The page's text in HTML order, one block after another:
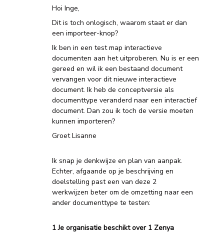
Hoi Inge,
Dit is toch onlogisch, waarom staat er dan
een importeer-knop?
Ik ben in een test map interactieve
documenten aan het uitproberen. Nu is er een
gereed en wil ik een bestaand document
vervangen voor dit nieuwe interactieve
document. Ik heb de conceptversie als
documenttype veranderd naar een interactief
document. Dan zou ik toch de versie moeten
kunnen importeren?
Groet Lisanne
Ik snap je denkwijze en plan van aanpak.
Echter, afgaande op je beschrijving en
doelstelling past een van deze 2
werkwijzen beter om de omzetting naar een
ander documenttype te testen:
1 Je organisatie beschikt over 1 Zenya